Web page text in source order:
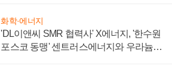
화학·에너지
'DL이앤씨 SMR 협력사' X에너지, '한수원
포스코 동맹' 센트러스에너지와 우라늄